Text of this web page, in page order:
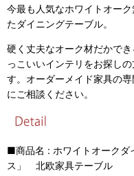
今最も人気なホワイトオー
たダイニングテーブル。
硬く丈夫なオーク材だかで
っこいいインテリをお探し
す。オーダーメイド家具の
にご相談ください。
■商品名 : ホワイトオーク
ス」 北欧家具テーブル